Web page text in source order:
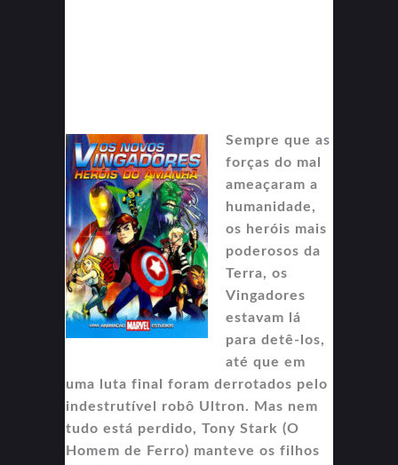
Sempre que as
forças do mal
ameaçaram a
humanidade,
os heróis mais
poderosos da
Terra, os
Vingadores
estavam lá
para detê-los,
até que em
uma luta final foram derrotados pelo
indestrutível robô Ultron. Mas nem
tudo está perdido, Tony Stark (O
Homem de Ferro) manteve os filhos